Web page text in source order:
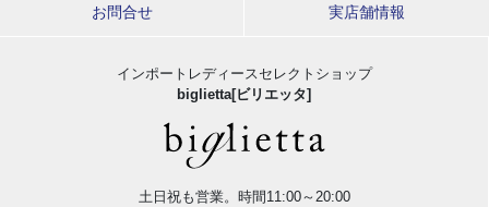
お問合せ 実店舗情報
インポートレディースセレクトショップ
biglietta[ビリエッタ]
土日祝も営業。時間11:00～20:00